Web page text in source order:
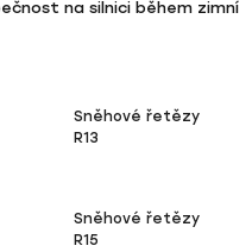
na silnici během zimní
Sněhové řetězy
R13
Sněhové řetězy
R15